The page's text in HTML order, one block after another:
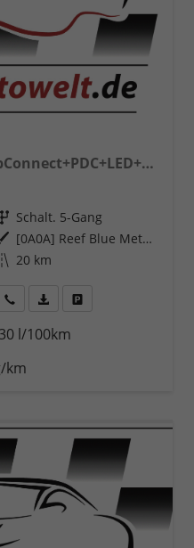
1.0 MPI Sitzheizung+AppConnect+PDC+LED+Touch+Lichtsensor+MultiLenkrad
Getriebe Schalt. 5-Gang
Außenfarbe
[0A0A] Reef Blue Metallic
Kilometerstand 20 km
anfordern
Datei,
l/100km
km